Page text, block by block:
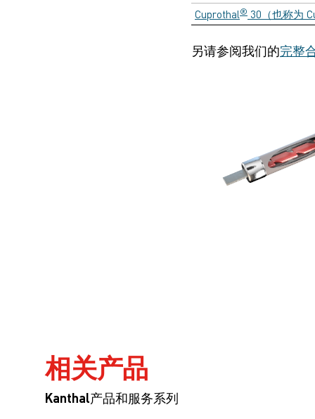
Cuprothal® 30（也称为
另请参阅我们的完整
相关产品
Kanthal产品和服务系列